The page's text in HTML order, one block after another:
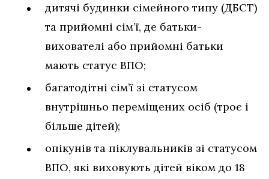
дитячі будинки сімейного типу (ДБСТ)
та прийомні сім’ї, де батьки-
вихователі або прийомні батьки
мають статус ВПО;
багатодітні сім’ї зі статусом
внутрішньо переміщених осіб (троє і
більше дітей);
опікунів та піклувальників зі статусом
ВПО, які виховують дітей віком до 18